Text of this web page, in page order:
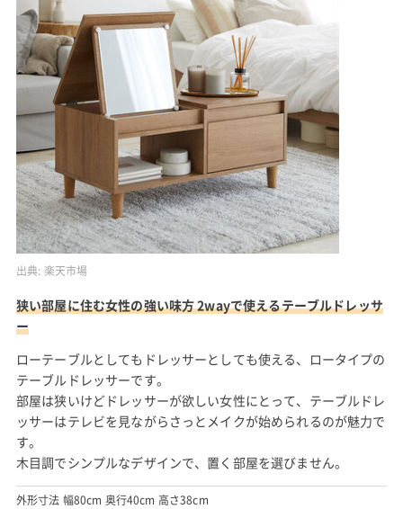
出典: 楽天市場
狭い部屋に住む女性の強い味方 2wayで使えるテーブルドレッサ
ー
ローテーブルとしてもドレッサーとしても使える、ロータイプの
テーブルドレッサーです。
部屋は狭いけどドレッサーが欲しい女性にとって、テーブルドレ
ッサーはテレビを見ながらさっとメイクが始められるのが魅力で
す。
木目調でシンプルなデザインで、置く部屋を選びません。
外形寸法 幅80cm 奥行40cm 高さ38cm